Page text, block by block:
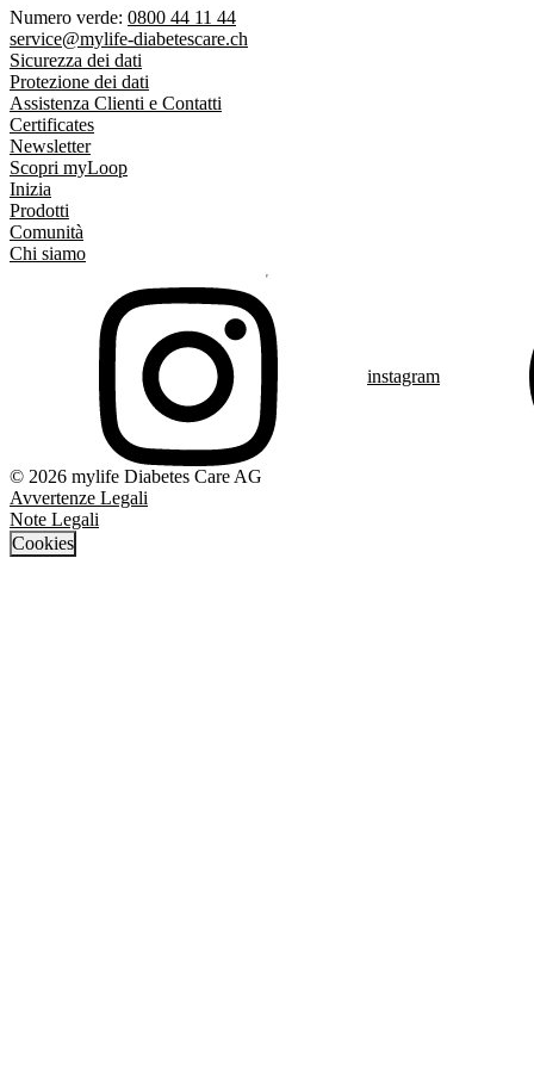
Numero verde: 0800 44 11 44
service@mylife-diabetescare.ch
Sicurezza dei dati
Protezione dei dati
Assistenza Clienti e Contatti
Certificates
Newsletter
Scopri myLoop
Inizia
Prodotti
Comunità
Chi siamo
instagram
© 2026 mylife Diabetes Care AG
Avvertenze Legali
Note Legali
Cookies